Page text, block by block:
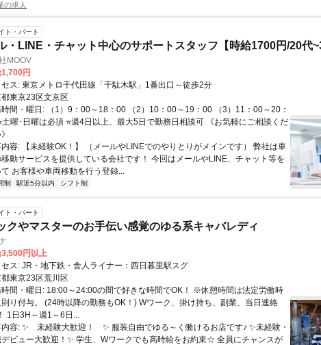
の求人
ト・パート
・LINE・チャット中心のサポートスタッフ【時給1700円/20代
MOOV
円
アクセス: 東京メトロ千代田線「千駄木駅」1番出口～徒歩2分
東京23区文京区
間・曜日: （1）9：00～18：00 （2）10：00～19：00 （3）11：00～20：
土曜･日曜は必須 ⭐週4日以上、最大5日で勤務日相談可 《お気軽にご相談くだ
容: 【未経験OK！】 （メールやLINEでのやりとりがメインです） 弊社は車
動サービスを提供している会社です！ 今回はメールやLINE、チャット等を
て お客様や車両移動を行う登録...
制 駅近5分以内 シフト制
ト・パート
クやマスターのお手伝い感覚のゆる系キャバレディ
3,500円以上
アクセス: JR・地下鉄・舎人ライナー：西日暮里駅スグ
東京23区荒川区
間・曜日: 18:00～24:00の間で好きな時間でOK！ ※休憩時間は法定労働時
則り付与。 (24時以降の勤務もOK！) Wワーク、掛け持ち、副業、当日連絡
1日3H～週1～6日...
容: ✨ 未経験大歓迎！ ✨ 服装自由でゆる～く働けるお店です♪ ✨未経験・
ビュー大歓迎！✨ 学生、Wワークでも高時給をお約束☆ 全員にチャンスが